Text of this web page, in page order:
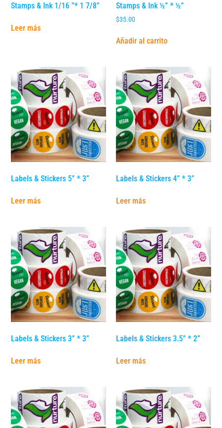
Stamps & Ink 1/16 ”* 1 7/8”
Leer más
Stamps & Ink ½” * ½”
$35.00
Añadir al carrito
Labels & Stickers 5” * 3”
Leer más
Labels & Stickers 4” * 3”
Leer más
Labels & Stickers 3” * 3”
Leer más
Labels & Stickers 3.5” * 2”
Leer más